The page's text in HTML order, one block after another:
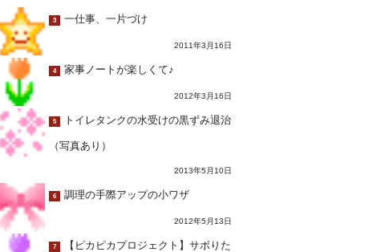
3 一仕事、一片づけ
2011年3月16日
4 家事ノートが楽しくて♪
2012年3月16日
5 トイレタンクの水受けの黒ずみ退治
（写真あり）
2013年5月10日
6 調理の手際アップの小ワザ
2012年5月13日
7 【ピカピカプロジェクト】サボりた